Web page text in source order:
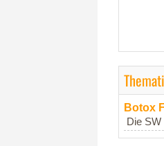
Botox
Die